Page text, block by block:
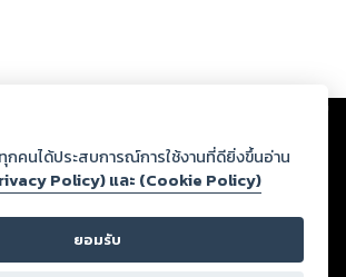
ปโหลดผ่านเว็บไซต์และปรากฏว่าละเมิดสิทธิใน
คคลอื่นหรือขัดต่อกฎหมายและศีลธรรม ดังนั้น ผู้อ่าน
ณในการกลั่นกรองด้วยตนเอง และหากท่านพบว่าส่วน
และศีลธรรม กรุณาแจ้งมายังบริษัท เพื่อทีมงานจะได้
ทางสตอรี่ล็อกขอสงวนลิขสิทธิ์ตามพระราชบัญญัติ
าสุด)
กคนได้ประสบการณ์การใช้งานที่ดียิ่งขึ้นอ่าน
Policy) และ (Cookie Policy)
ยอมรับ